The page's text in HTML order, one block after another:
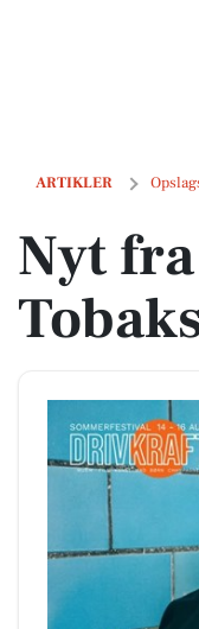
ARTIKLER
Nyt fra
Nyt fra